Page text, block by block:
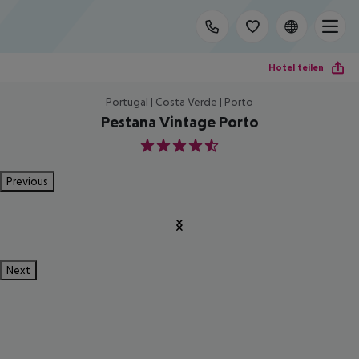
Hotel teilen
Portugal | Costa Verde | Porto
Pestana Vintage Porto
4.5
Previous
Next